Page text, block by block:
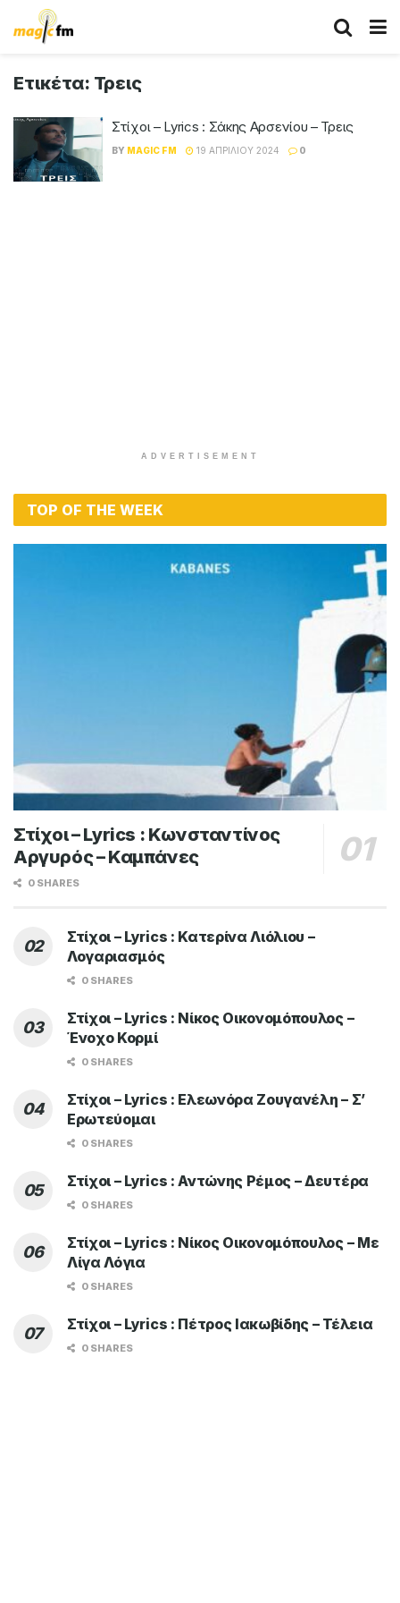
Ετικέτα: Τρεις
Στίχοι – Lyrics : Σάκης Αρσενίου – Τρεις
BY MAGIC FM 19 ΑΠΡΙΛΊΟΥ 2024 0
ADVERTISEMENT
TOP OF THE WEEK
Στίχοι – Lyrics : Κωνσταντίνος
Αργυρός – Καμπάνες
0 SHARES
Στίχοι – Lyrics : Κατερίνα Λιόλιου –
Λογαριασμός
0 SHARES
Στίχοι – Lyrics : Νίκος Οικονομόπουλος –
Ένοχο Κορμί
0 SHARES
Στίχοι – Lyrics : Ελεωνόρα Ζουγανέλη – Σ’
Ερωτεύομαι
0 SHARES
Στίχοι – Lyrics : Αντώνης Ρέμος – Δευτέρα
0 SHARES
Στίχοι – Lyrics : Νίκος Οικονομόπουλος – Με
Λίγα Λόγια
0 SHARES
Στίχοι – Lyrics : Πέτρος Ιακωβίδης – Τέλεια
0 SHARES